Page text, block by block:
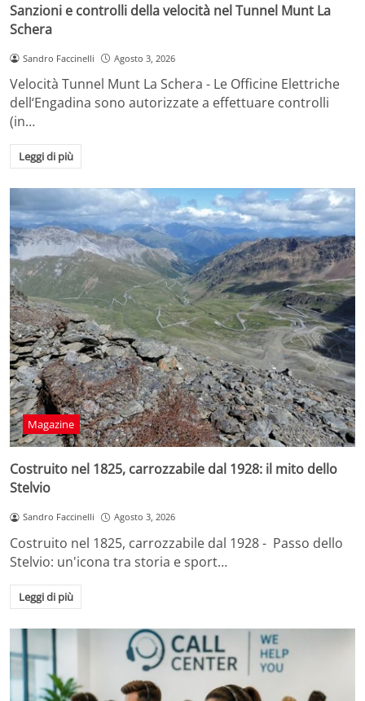
Sanzioni e controlli della velocità nel Tunnel Munt La
Schera
Sandro Faccinelli Agosto 3, 2026
Velocità Tunnel Munt La Schera - Le Officine Elettriche
dell‘Engadina sono autorizzate a effettuare controlli
(in…
Leggi di più
Magazine
Costruito nel 1825, carrozzabile dal 1928: il mito dello
Stelvio
Sandro Faccinelli Agosto 3, 2026
Costruito nel 1825, carrozzabile dal 1928 - Passo dello
Stelvio: un'icona tra storia e sport…
Leggi di più